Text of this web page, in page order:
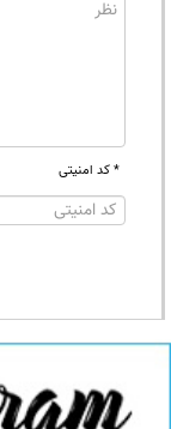
* کد امنیتی